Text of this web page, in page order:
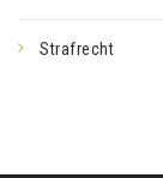
Strafrecht